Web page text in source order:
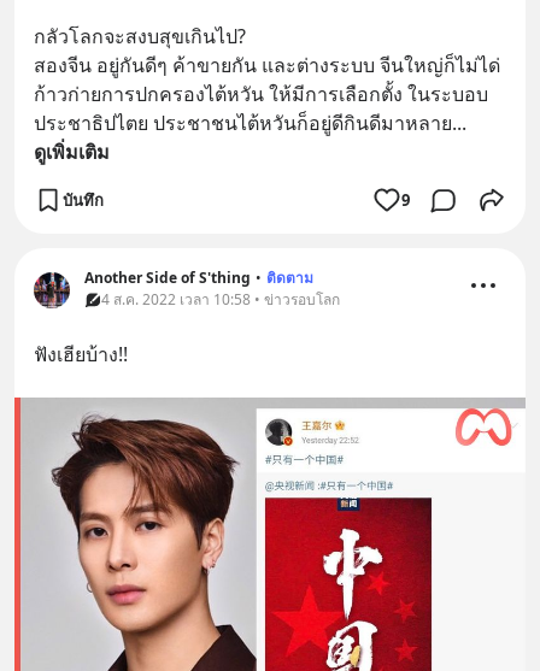
กลัวโลกจะสงบสุขเกินไป?
สองจีน อยู่กันดีๆ ค้าขายกัน และต่างระบบ จีนใหญ่ก็ไม่ได่
ก้าวก่ายการปกครองไต้หวัน ให้มีการเลือกตั้ง ในระบอบ
ประชาธิปไตย ประชาชนไต้หวันก็อยู่ดีกินดีมาหลาย...
ดูเพิ่มเติม
บันทึก 9
Another Side of S'thing • ติดตาม
4 ส.ค. 2022 เวลา 10:58 • ข่าวรอบโลก
ฟังเฮียบ้าง!!